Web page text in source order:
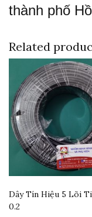
thành phố
Related
Dây Tín Hiệu 5 Lõi
0.2